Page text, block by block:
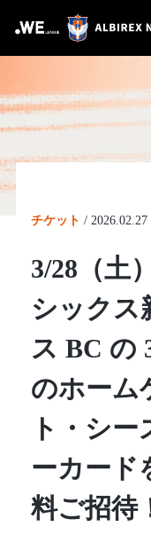
チケット / 2026.02.27
3/28（土
シックス
ス BC の
のホーム
ト・シ
ーカード
料ご招待